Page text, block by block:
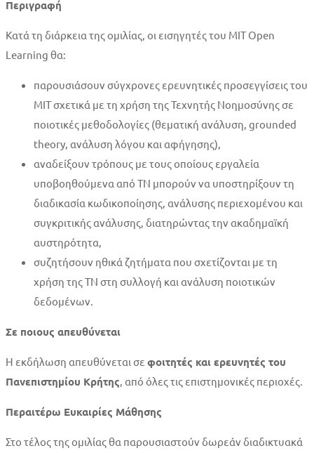
Περιγραφή
Κατά τη διάρκεια της ομιλίας, οι εισηγητές του MIT Open
Learning θα:
παρουσιάσουν σύγχρονες ερευνητικές προσεγγίσεις του
MIT σχετικά με τη χρήση της Τεχνητής Νοημοσύνης σε
ποιοτικές μεθοδολογίες (θεματική ανάλυση, grounded
theory, ανάλυση λόγου και αφήγησης),
αναδείξουν τρόπους με τους οποίους εργαλεία
υποβοηθούμενα από ΤΝ μπορούν να υποστηρίξουν τη
διαδικασία κωδικοποίησης, ανάλυσης περιεχομένου και
συγκριτικής ανάλυσης, διατηρώντας την ακαδημαϊκή
αυστηρότητα,
συζητήσουν ηθικά ζητήματα που σχετίζονται με τη
χρήση της ΤΝ στη συλλογή και ανάλυση ποιοτικών
δεδομένων.
Σε ποιους απευθύνεται
Η εκδήλωση απευθύνεται σε φοιτητές και ερευνητές του
Πανεπιστημίου Κρήτης , από όλες τις επιστημονικές περιοχές.
Περαιτέρω Ευκαιρίες Μάθησης
Στο τέλος της ομιλίας θα παρουσιαστούν δωρεάν διαδικτυακά